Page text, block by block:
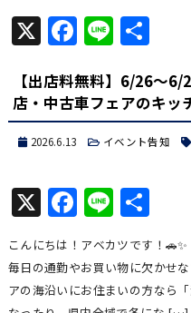
X Facebook
Line共
【出店料無料】6/26〜
店・中古車フェアのキッ
2026.6.13 イベント告知
X Facebook
Line共
有
こんにちは！アベカツです！
毎日の通勤やお買い物に欠かせ
アの海沿いにお住まいの方なら